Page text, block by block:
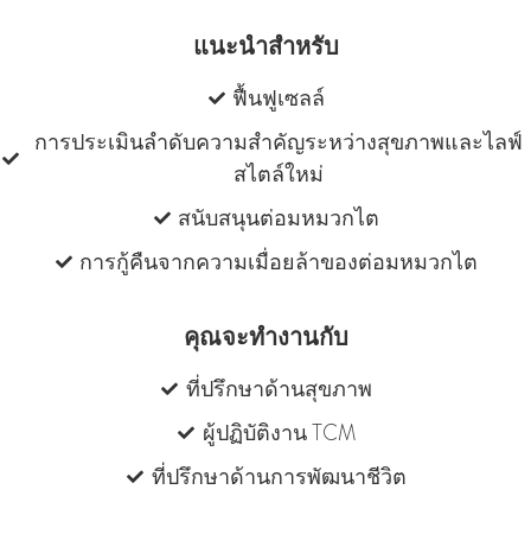
แนะนําสําหรับ
ฟื้นฟูเซลล์
การประเมินลําดับความสําคัญระหว่างสุขภาพและไลฟ์
สไตล์ใหม่
สนับสนุนต่อมหมวกไต
การกู้คืนจากความเมื่อยล้าของต่อมหมวกไต
คุณจะทํางานกับ
ที่ปรึกษาด้านสุขภาพ
ผู้ปฏิบัติงาน TCM
ที่ปรึกษาด้านการพัฒนาชีวิต